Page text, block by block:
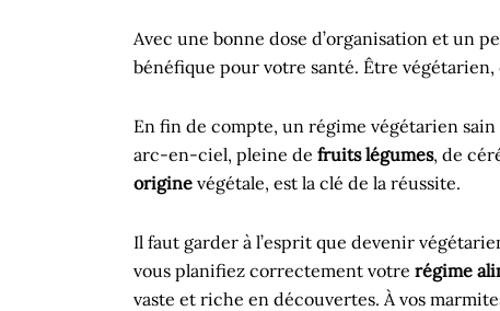
Avec une bonne dose d’organisation et un
bénéfique pour votre santé. Être
En fin de compte, un régime végétarien
arc-en-ciel, pleine de fruits légumes, de
origine végétale, est la clé de la réussite.
Il faut garder à l’esprit que devenir
vous planifiez correctement votre régime
vaste et riche en découvertes. À vos